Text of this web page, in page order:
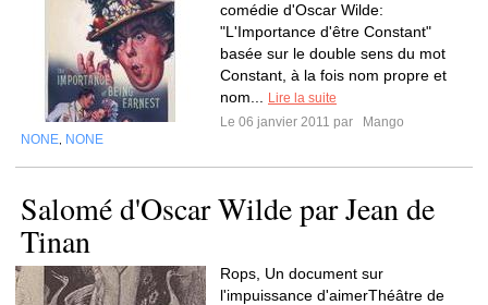
comédie d'Oscar Wilde:
"L'Importance d'être Constant"
basée sur le double sens du mot
Constant, à la fois nom propre et
nom...
Lire la suite
Le 06 janvier 2011 par
Mango
NONE NONE
Salomé d'Oscar Wilde par Jean de
Tinan
Rops, Un document sur
l'impuissance d'aimerThéâtre de